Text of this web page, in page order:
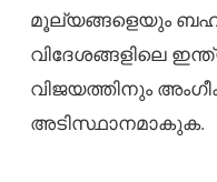
മൂല്യങ്ങളെയും
വിദേശങ്ങളിലെ
വിജയത്തിനും
അടിസ്ഥാനമാകുക.